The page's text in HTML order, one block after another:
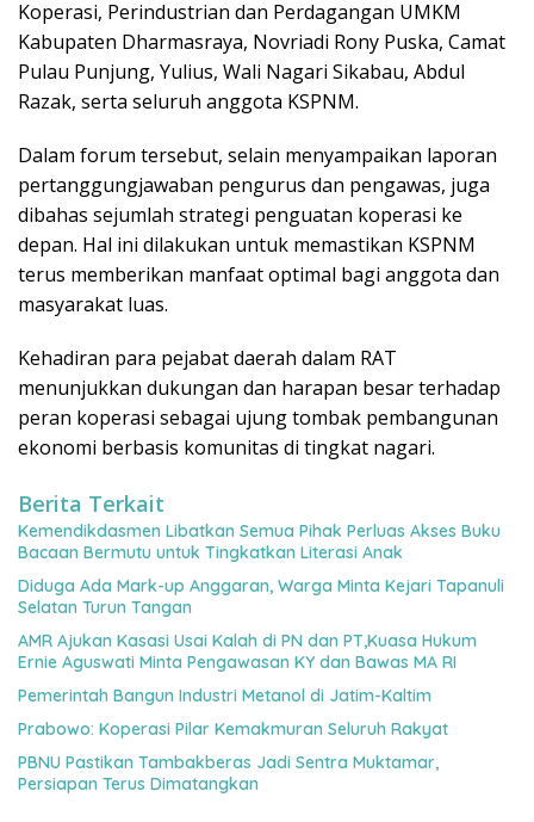
Koperasi, Perindustrian dan Perdagangan UMKM
Kabupaten Dharmasraya, Novriadi Rony Puska, Camat
Pulau Punjung, Yulius, Wali Nagari Sikabau, Abdul
Razak, serta seluruh anggota KSPNM.
Dalam forum tersebut, selain menyampaikan laporan
pertanggungjawaban pengurus dan pengawas, juga
dibahas sejumlah strategi penguatan koperasi ke
depan. Hal ini dilakukan untuk memastikan KSPNM
terus memberikan manfaat optimal bagi anggota dan
masyarakat luas.
Kehadiran para pejabat daerah dalam RAT
menunjukkan dukungan dan harapan besar terhadap
peran koperasi sebagai ujung tombak pembangunan
ekonomi berbasis komunitas di tingkat nagari.
Berita Terkait
Kemendikdasmen Libatkan Semua Pihak Perluas Akses Buku
Bacaan Bermutu untuk Tingkatkan Literasi Anak
Diduga Ada Mark-up Anggaran, Warga Minta Kejari Tapanuli
Selatan Turun Tangan
AMR Ajukan Kasasi Usai Kalah di PN dan PT,Kuasa Hukum
Ernie Aguswati Minta Pengawasan KY dan Bawas MA RI
Pemerintah Bangun Industri Metanol di Jatim-Kaltim
Prabowo: Koperasi Pilar Kemakmuran Seluruh Rakyat
PBNU Pastikan Tambakberas Jadi Sentra Muktamar,
Persiapan Terus Dimatangkan